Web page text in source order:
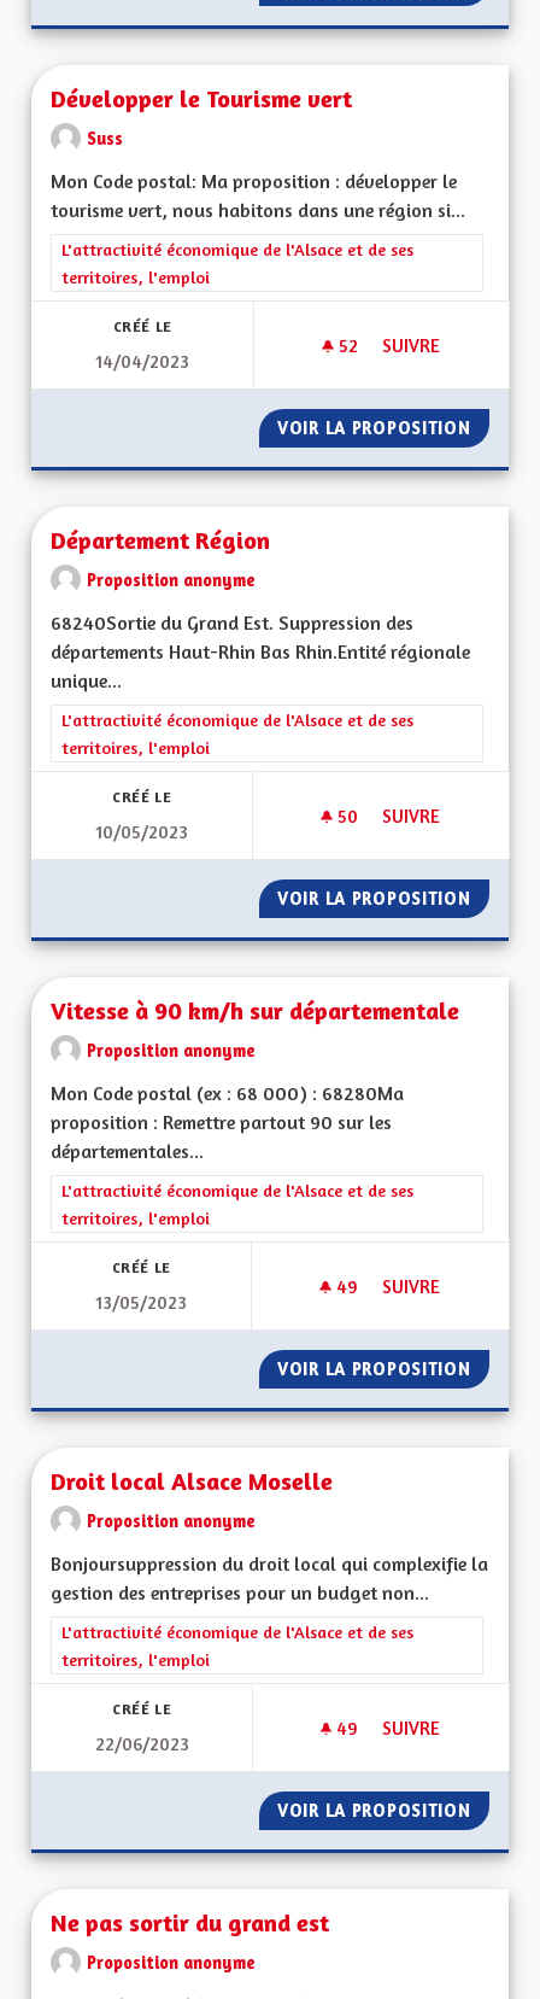
Développer le Tourisme vert
Suss
Mon Code postal: Ma proposition : développer le
tourisme vert, nous habitons dans une région si...
Filtrer les résultats de la catégorie : L'attractivité
L'attractivité économique de l'Alsace et de ses
territoires, l'emploi
CRÉÉ LE
14/04/2023
52 52 ABONNÉS
SUIVRE
VOIR LA PROPOSITION
Département Région
Proposition anonyme
68240Sortie du Grand Est. Suppression des
départements Haut-Rhin Bas Rhin.Entité régionale
unique...
Filtrer les résultats de la catégorie : L'attractivité
L'attractivité économique de l'Alsace et de ses
territoires, l'emploi
CRÉÉ LE
10/05/2023
50 50 ABONNÉS
SUIVRE
VOIR LA PROPOSITION
Vitesse à 90 km/h sur départementale
Proposition anonyme
Mon Code postal (ex : 68 000) : 68280Ma
proposition : Remettre partout 90 sur les
départementales...
Filtrer les résultats de la catégorie : L'attractivité
L'attractivité économique de l'Alsace et de ses
territoires, l'emploi
CRÉÉ LE
13/05/2023
49 49 ABONNÉS
SUIVRE
VOIR LA PROPOSITION
Droit local Alsace Moselle
Proposition anonyme
Bonjoursuppression du droit local qui complexifie la
gestion des entreprises pour un budget non...
Filtrer les résultats de la catégorie : L'attractivité
L'attractivité économique de l'Alsace et de ses
territoires, l'emploi
CRÉÉ LE
22/06/2023
49 49 ABONNÉS
SUIVRE
VOIR LA PROPOSITION DROIT
Ne pas sortir du grand est
Proposition anonyme